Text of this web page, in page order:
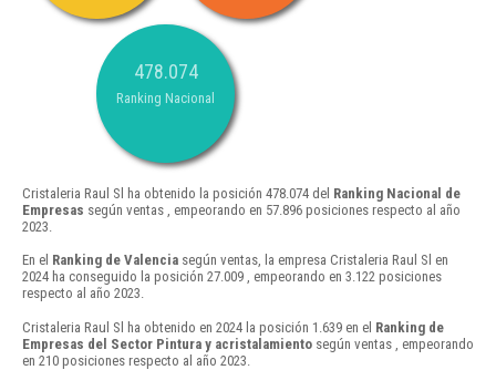
478.074
Ranking Nacional
Cristaleria Raul Sl ha obtenido la posición 478.074 del Ranking Nacional de
Empresas según ventas , empeorando en 57.896 posiciones respecto al año
2023.
En el Ranking de Valencia según ventas, la empresa Cristaleria Raul Sl en
2024 ha conseguido la posición 27.009 , empeorando en 3.122 posiciones
respecto al año 2023.
Cristaleria Raul Sl ha obtenido en 2024 la posición 1.639 en el Ranking de
Empresas del Sector Pintura y acristalamiento según ventas , empeorando
en 210 posiciones respecto al año 2023.